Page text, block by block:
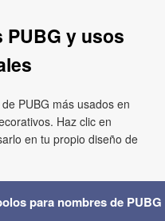
y usos
PUBG más usados en
Haz clic en
en tu propio diseño de
para nombres de PUBG